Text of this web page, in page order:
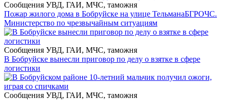
Сообщения УВД, ГАИ, МЧС, таможня
Пожар жилого дома в Бобруйске на улице ТельманаБГРОЧС.
Министерство по чрезвычайным ситуациям
Сообщения УВД, ГАИ, МЧС, таможня
В Бобруйске вынесли приговор по делу о взятке в сфере
логистики
Сообщения УВД, ГАИ, МЧС, таможня